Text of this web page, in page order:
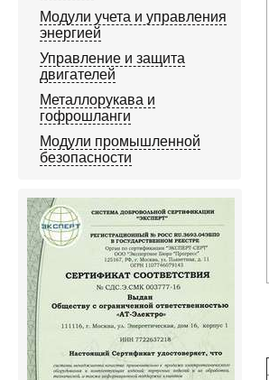
Модули учета и управления
энергией
Управление и защита
двигателей
Металлорукава и
гофрошланги
Модули промышленной
безопасности